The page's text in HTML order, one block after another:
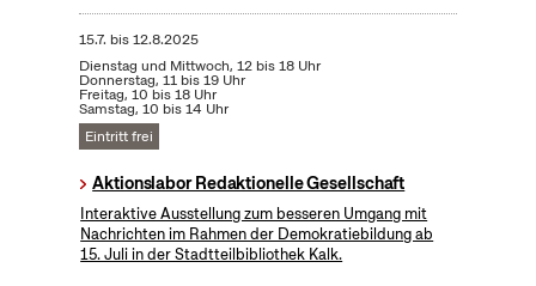
15.7. bis12.8.2025
Dienstag und Mittwoch, 12 bis 18 Uhr
Donnerstag, 11 bis 19 Uhr
Freitag, 10 bis 18 Uhr
Samstag, 10 bis 14 Uhr
Eintritt frei
Aktionslabor Redaktionelle Gesellschaft
Interaktive Ausstellung zum besseren Umgang mit
Nachrichten im Rahmen der Demokratiebildung ab
15. Juli in der Stadtteilbibliothek Kalk.